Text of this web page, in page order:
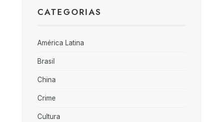
CATEGORIAS
América Latina
Brasil
China
Crime
Cultura